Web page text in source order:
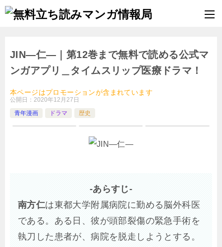
JIN―仁―｜第12巻まで無料で読める公式マ
ンガアプリ＿タイムスリップ医療ドラマ！
本ページはプロモーションが含まれています
公開日： 2020年12月27日
青年漫画
ドラマ 歴史
-あらすじ-
南方仁は東都大学附属病院に勤める脳外科医
である。ある日、彼が頭部裂傷の緊急手術を
執刀した患者が、病院を脱走しようとする。